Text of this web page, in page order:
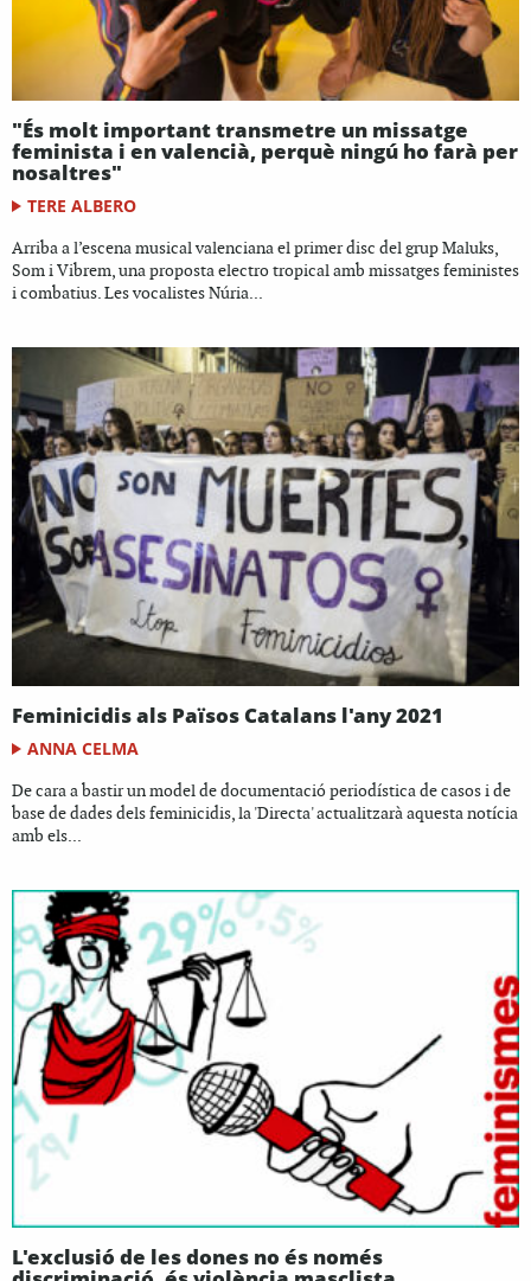
"És molt important transmetre un missatge
feminista i en valencià, perquè ningú ho farà per
nosaltres"
TERE ALBERO
Arriba a l’escena musical valenciana el primer disc del grup Maluks,
Som i Vibrem, una proposta electro tropical amb missatges feministes
i combatius. Les vocalistes Núria...
Feminicidis als Països Catalans l'any 2021
ANNA CELMA
De cara a bastir un model de documentació periodística de casos i de
base de dades dels feminicidis, la 'Directa' actualitzarà aquesta notícia
amb els...
L'exclusió de les dones no és només